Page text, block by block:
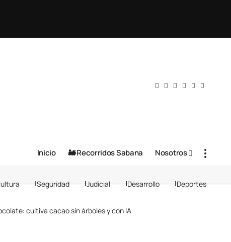
Inicio 🚂 Recorridos Sabana Nosotros
Seguridad Judicial Desarrollo Deportes
cultiva cacao sin árboles y con IA